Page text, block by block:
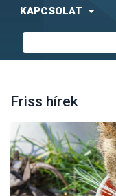
KAPCSOLAT
Friss hírek